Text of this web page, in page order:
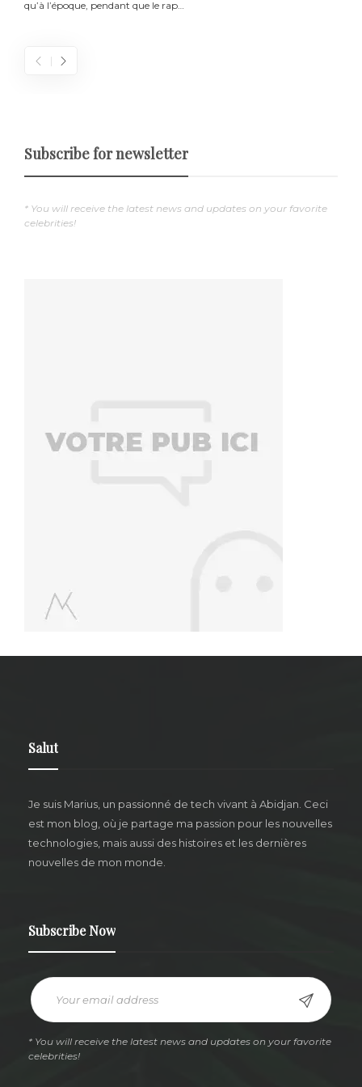
qu’à l’époque, pendant que le rap…
7 étapes clés pour avoir une confiance en soi
Subscribe for newsletter
* You will receive the latest news and updates on your favorite
celebrities!
Salut
Je suis Marius, un passionné de tech vivant à Abidjan. Ceci
est mon blog, où je partage ma passion pour les nouvelles
technologies, mais aussi des histoires et les dernières
nouvelles de mon monde.
Subscribe Now
* You will receive the latest news and updates on your favorite
celebrities!